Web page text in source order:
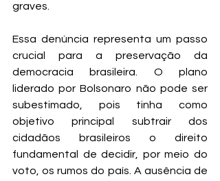
graves.
Essa denúncia representa um passo
crucial para a preservação da
democracia brasileira. O plano
liderado por Bolsonaro não pode ser
subestimado, pois tinha como
objetivo principal subtrair dos
cidadãos brasileiros o direito
fundamental de decidir, por meio do
voto, os rumos do país. A ausência de